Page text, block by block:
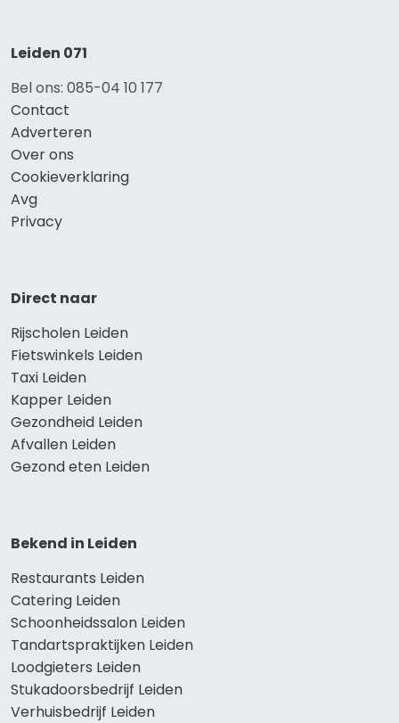
Leiden 071
Bel ons: 085-04 10 177
Contact
Adverteren
Over ons
Cookieverklaring
Avg
Privacy
Direct naar
Rijscholen Leiden
Fietswinkels Leiden
Taxi Leiden
Kapper Leiden
Gezondheid Leiden
Afvallen Leiden
Gezond eten Leiden
Bekend in Leiden
Restaurants Leiden
Catering Leiden
Schoonheidssalon Leiden
Tandartspraktijken Leiden
Loodgieters Leiden
Stukadoorsbedrijf Leiden
Verhuisbedrijf Leiden